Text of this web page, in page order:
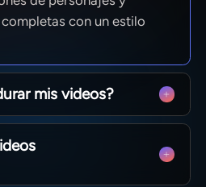
con un estilo
mis videos?
redes sociales hasta
50 minutos. MagicLight
de larga